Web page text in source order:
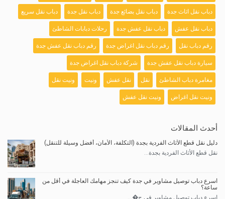
دباب نقل اثاث جدة دباب نقل بضائع جدة دباب نقل جدة دباب نقل سريع
دباب نقل عفش دباب نقل عفش جدة رحلات دبابات الشاطئ
رقم دباب نقل رقم دباب نقل اغراض جدة رقم دباب نقل عفش جدة
سيارة دباب نقل عفش جدة شركة دباب نقل اغراض جدة
مغامرة دباب الشاطئ نقل نقل عفش ونيت ونيت نقل
ونيت نقل اغراض ونيت نقل عفش
أحدث المقالات
دليل نقل قطع الأثاث الفردية بجدة (التكلفة، الأمان، أفضل وسيلة للتنقل)
نقل قطع الأثاث الفردية بجدة...
اسرع دباب توصيل مشاوير في جدة كيف تنجز مهامك العاجلة في أقل من
ساعة؟
اسرع دباب توصيل مشاوير في ج�...